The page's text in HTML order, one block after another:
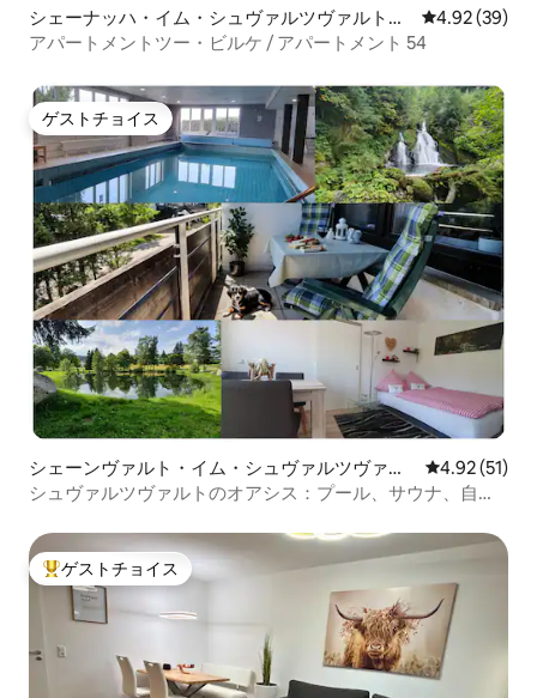
シェーナッハ・イム・シュヴァルツヴァルトの
マンション・アパート
レビュー39
4.92 (39)
アパートメントツー・ビルケ / アパートメント 54
ゲストチョイス
ゲストチョイス
シェーンヴァルト・イム・シュヴァルツヴァル
トのマンション・アパート
レビュー51
4.92 (51)
シュヴァルツヴァルトのオアシス：プール、サウナ、自
大好評のゲストチョイスです。
ゲストチョイス